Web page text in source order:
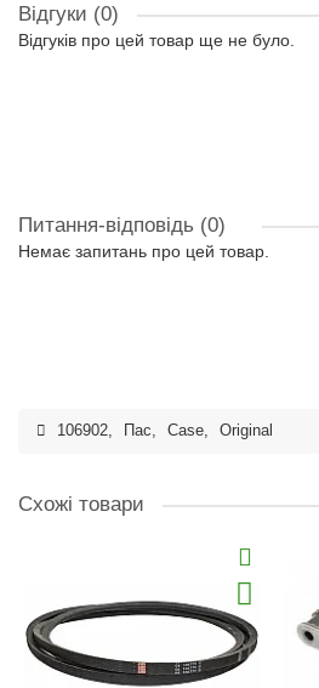
Відгуки (0)
Відгуків про цей товар ще не було.
Питання-відповідь (0)
Немає запитань про цей товар.
106902, Пас, Case, Original
Схожі товари